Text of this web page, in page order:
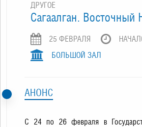
ДРУГОЕ
Сагаалган. Восточный
25 ФЕВРАЛЯ
БОЛЬШОЙ ЗАЛ
АНОНС
С 24 по 26 февраля в